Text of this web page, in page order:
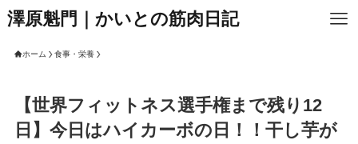
澤原魁門｜かいとの筋肉日記
ホーム 食事・栄養
【世界フィットネス選手権まで残り12
日】今日はハイカーボの日！！干し芋が